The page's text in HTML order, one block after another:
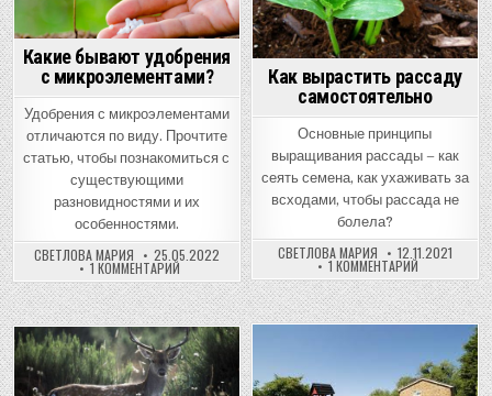
Какие бывают удобрения
с микроэлементами?
Удобрения с микроэлементами
отличаются по виду. Прочтите
статью, чтобы познакомиться с
существующими
разновидностями и их
особенностями.
СВЕТЛОВА МАРИЯ 25.05.2022
1 КОММЕНТАРИЙК
ЗАПИСИ
КАКИЕ
БЫВАЮТ
УДОБРЕНИЯ
С
МИКРОЭЛЕМЕНТАМИ?
Как вырастить рассаду
самостоятельно
Основные принципы
выращивания рассады – как
сеять семена, как ухаживать за
всходами, чтобы рассада не
болела?
СВЕТЛОВА МАРИЯ 12.11.2021
1 КОММЕНТАРИЙК
ЗАПИСИ
КАК
ВЫРАСТИТЬ
РАССАДУ
in
Posted
in